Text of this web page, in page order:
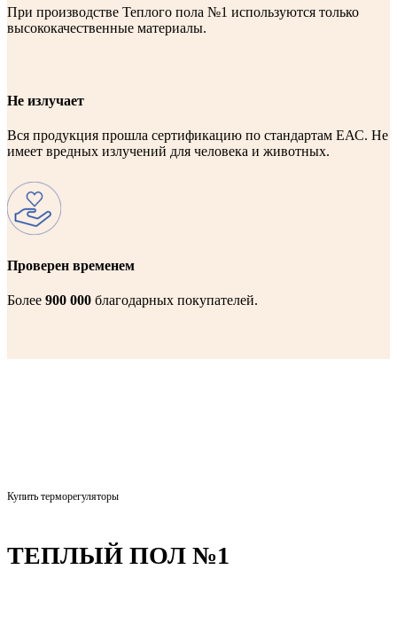
При производстве Теплого пола №1 используются только
высококачественные материалы.
Не излучает
Вся продукция прошла сертификацию по стандартам ЕАС. Не
имеет вредных излучений для человека и животных.
Проверен временем
Более 900 000 благодарных покупателей.
Купить терморегуляторы
ТЕПЛЫЙ ПОЛ №1